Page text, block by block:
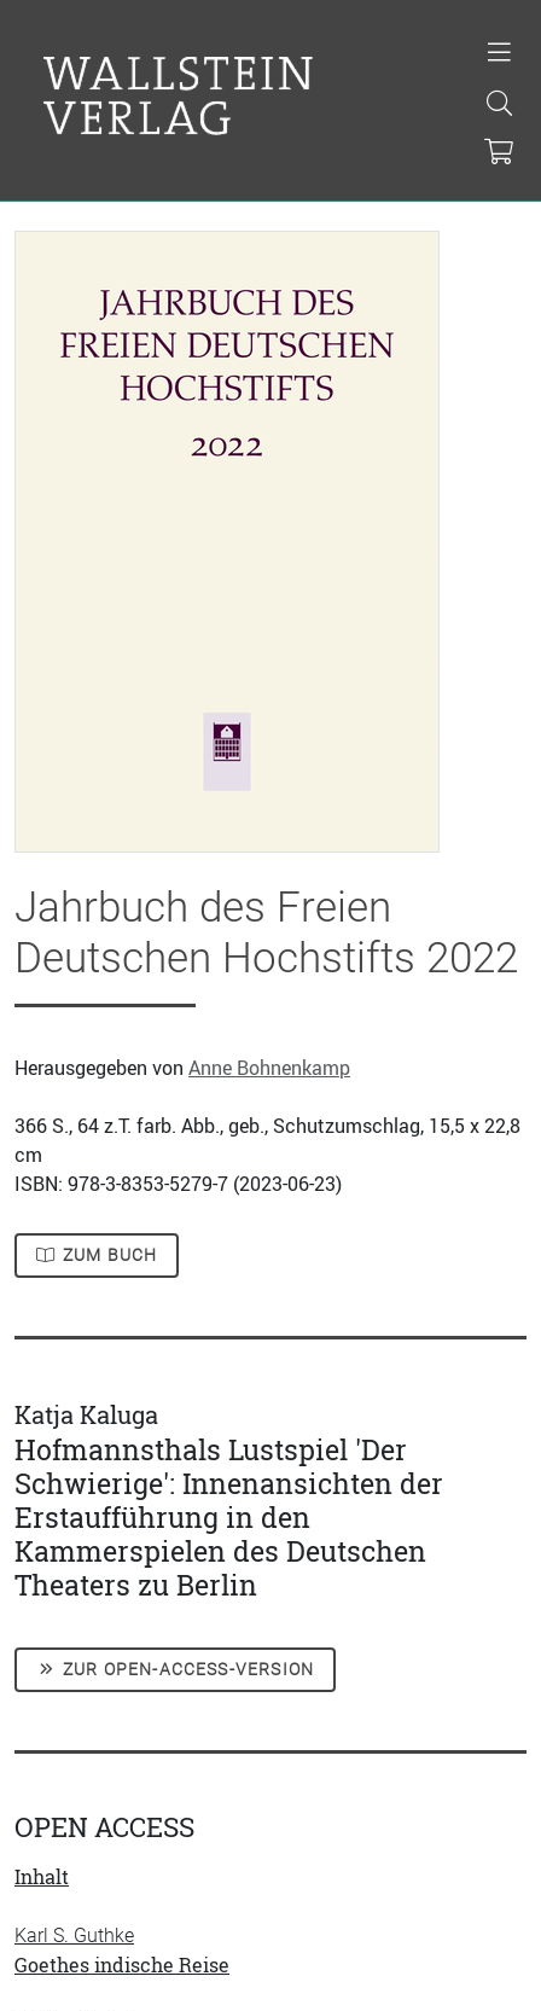
Jahrbuch des Freien
Deutschen Hochstifts 2022
Herausgegeben von Anne Bohnenkamp
366 S., 64 z.T. farb. Abb., geb., Schutzumschlag, 15,5 x 22,8
cm
ISBN: 978-3-8353-5279-7 (2023-06-23)
ZUM BUCH
Katja Kaluga
Hofmannsthals Lustspiel 'Der
Schwierige': Innenansichten der
Erstaufführung in den
Kammerspielen des Deutschen
Theaters zu Berlin
ZUR OPEN-ACCESS-VERSION
OPEN ACCESS
Inhalt
Karl S. Guthke
Goethes indische Reise